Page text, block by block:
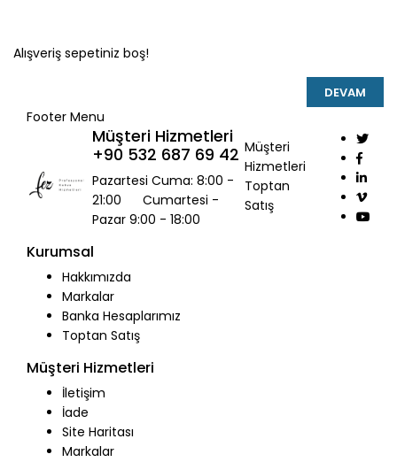
Alışveriş sepetiniz boş!
DEVAM
Footer Menu
Müşteri Hizmetleri
+90 532 687 69 42
Pazartesi Cuma: 8:00 -
21:00 Cumartesi -
Pazar 9:00 - 18:00
Müşteri
Hizmetleri
Toptan
Satış
Kurumsal
Hakkımızda
Markalar
Banka Hesaplarımız
Toptan Satış
Müşteri Hizmetleri
İletişim
İade
Site Haritası
Markalar